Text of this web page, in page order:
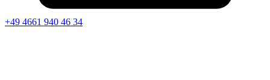
+49 4661 940 46 34